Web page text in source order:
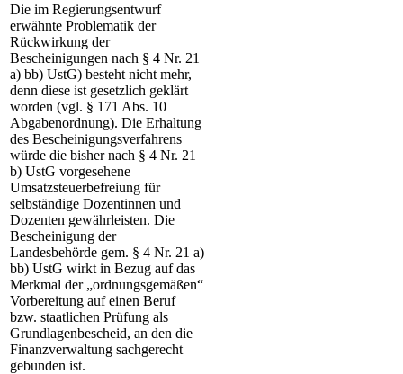
Die im Regierungsentwurf
erwähnte Problematik der
Rückwirkung der
Bescheinigungen nach § 4 Nr. 21
a) bb) UstG) besteht nicht mehr,
denn diese ist gesetzlich geklärt
worden (vgl. § 171 Abs. 10
Abgabenordnung). Die Erhaltung
des Bescheinigungsverfahrens
würde die bisher nach § 4 Nr. 21
b) UstG vorgesehene
Umsatzsteuerbefreiung für
selbständige Dozentinnen und
Dozenten gewährleisten. Die
Bescheinigung der
Landesbehörde gem. § 4 Nr. 21 a)
bb) UstG wirkt in Bezug auf das
Merkmal der „ordnungsgemäßen“
Vorbereitung auf einen Beruf
bzw. staatlichen Prüfung als
Grundlagenbescheid, an den die
Finanzverwaltung sachgerecht
gebunden ist.